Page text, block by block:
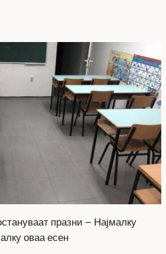
празни – Најмалку
оваа есен